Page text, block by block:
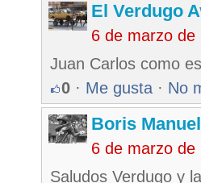
El Verdugo
6 de marzo de
Juan Carlos como
0 · Me gusta · No
Boris
6 de marzo de
Saludos Verdugo y